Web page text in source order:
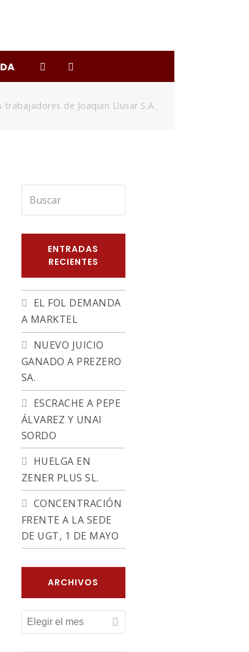
trabajadores de Joaquin Llusar S.A.
ENTRADAS
RECIENTES
EL FOL DEMANDA
A MARKTEL
NUEVO JUICIO
GANADO A PREZERO
SA.
ESCRACHE A PEPE
ÁLVAREZ Y UNAI
SORDO
HUELGA EN
ZENER PLUS SL.
CONCENTRACIÓN
FRENTE A LA SEDE
DE UGT, 1 DE MAYO
ARCHIVOS
ARCHIVOS